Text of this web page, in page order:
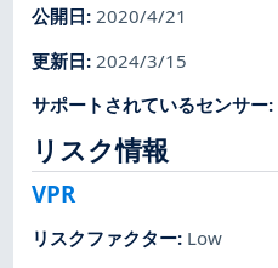
公開日:2020/4/21
更新日: 2024/3/15
サポートされているセンサー:
リスク情報
VPR
リスクファクター: Low